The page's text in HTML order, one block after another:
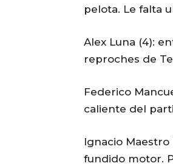
pelota. Le falta
Alex Luna (4):
reproches de
Federico
caliente del
Ignacio Maestro
fundido motor.